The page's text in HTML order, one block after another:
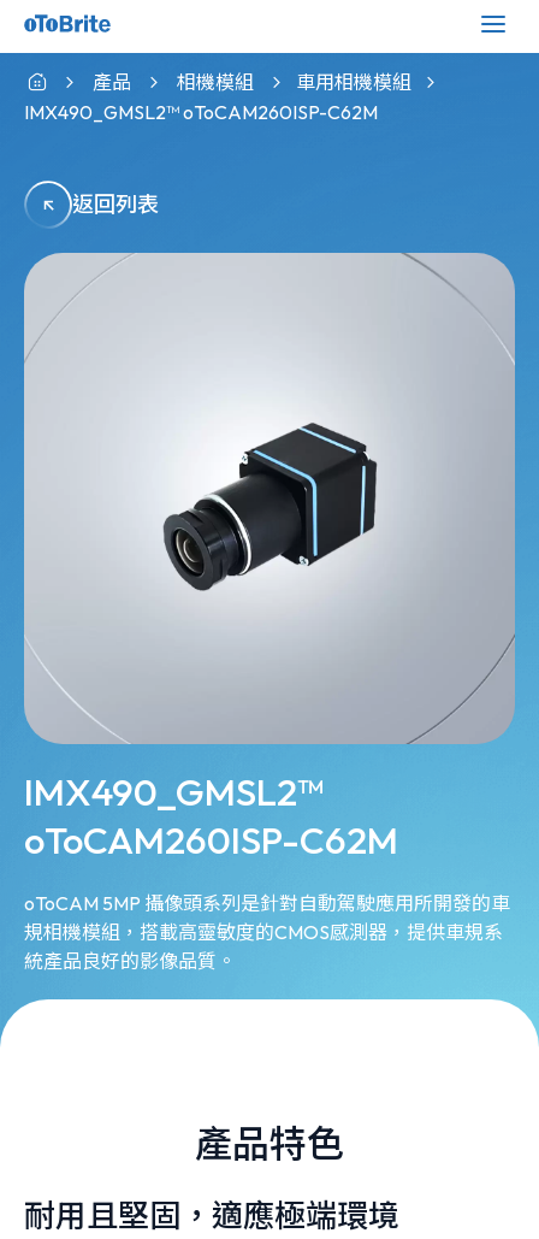
產品 相機模組
車用相機模組
IMX490_GMSL2™ oToCAM260ISP-C62M
返回列表
IMX490_GMSL2™
oToCAM260ISP-C62M
oToCAM 5MP 攝像頭系列是針對自動駕駛應用所開發的車
規相機模組，搭載高靈敏度的CMOS感測器，提供車規系
統產品良好的影像品質。
產品特色
耐用且堅固，適應極端環境